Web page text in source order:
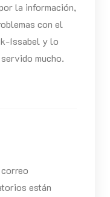
la información,
con el
Issabel y lo
mucho.
están